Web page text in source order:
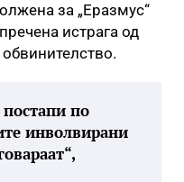
за „Еразмус“
истрага од
по
инволвирани